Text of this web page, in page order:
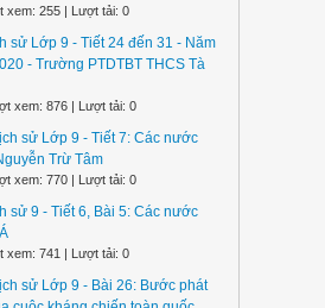
xem: 255 | Lượt tải: 0
sử Lớp 9 - Tiết 24 đến 31 - Năm
- Trường PTDTBT THCS Tà
xem: 876 | Lượt tải: 0
sử Lớp 9 - Tiết 7: Các nước
Trừ Tâm
xem: 770 | Lượt tải: 0
sử 9 - Tiết 6, Bài 5: Các nước
xem: 741 | Lượt tải: 0
sử Lớp 9 - Bài 26: Bước phát